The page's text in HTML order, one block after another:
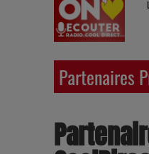
Partenaires